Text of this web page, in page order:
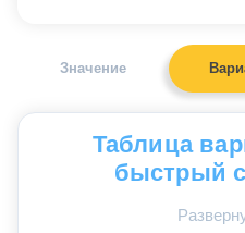
Значение
Таблица
быстрый